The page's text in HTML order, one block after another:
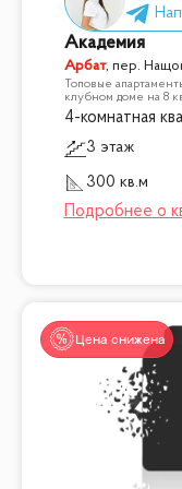
Академия
Арбат, пер.
Топовые
клубном доме на 8
4-комнатная
3 этаж
300 кв.м
Цена снижена